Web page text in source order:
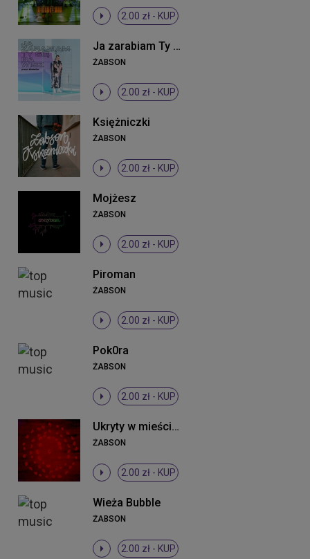
2.00 zł - KUP
Ja zarabiam Ty się bawisz
ŻABSON
2.00 zł - KUP
Księżniczki
ŻABSON
2.00 zł - KUP
Mojżesz
ŻABSON
2.00 zł - KUP
Piroman
ŻABSON
2.00 zł - KUP
Pok0ra
ŻABSON
2.00 zł - KUP
Ukryty w mieście krzyk (Projekt tymczasem)
ŻABSON
2.00 zł - KUP
Wieża Bubble
ŻABSON
2.00 zł - KUP